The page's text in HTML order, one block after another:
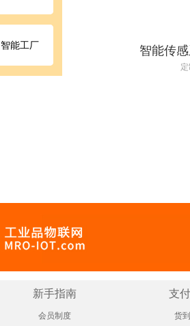
智能工厂 智能传
新手指南
会员制度
支
货